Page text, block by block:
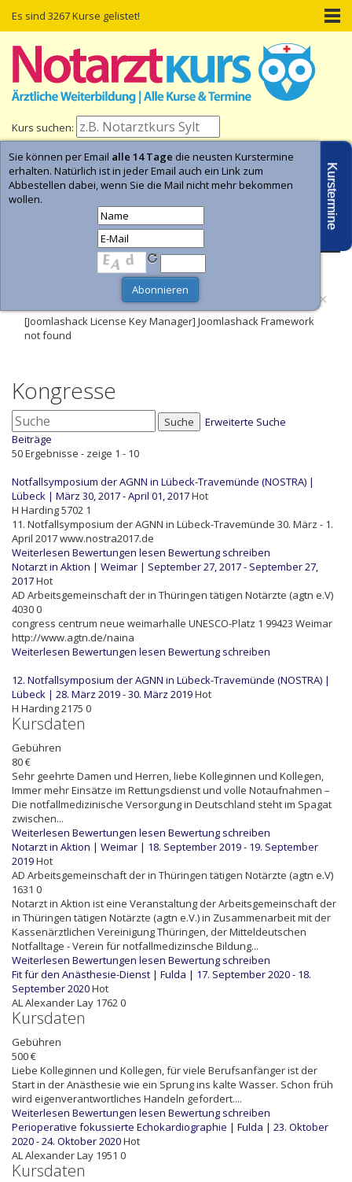
Es sind 3267 Kurse gelistet!
Kurs suchen:
Home Kurs-Termine Kurs-Suche
×
[Joomlashack License Key Manager] Joomlashack Framework
not found
Kongresse
Suche
Erweiterte Suche
Beiträge
50 Ergebnisse - zeige 1 - 10
Notfallsymposium der AGNN in Lübeck-Travemünde (NOSTRA) |
Lübeck | März 30, 2017 - April 01, 2017Hot
H Harding5702 1
11. Notfallsymposium der AGNN in Lübeck-Travemünde 30. März - 1.
April 2017 www.nostra2017.de
Weiterlesen Bewertungen lesen Bewertung schreiben
Notarzt in Aktion | Weimar | September 27, 2017 - September 27,
2017Hot
AD Arbeitsgemeinschaft der in Thüringen tätigen Notärzte (agtn e.V)
40300
congress centrum neue weimarhalle UNESCO-Platz 1 99423 Weimar
http://www.agtn.de/naina
Weiterlesen Bewertungen lesen Bewertung schreiben
12. Notfallsymposium der AGNN in Lübeck-Travemünde (NOSTRA) |
Lübeck | 28. März 2019 - 30. März 2019Hot
H Harding2175 0
Kursdaten
Gebühren
80 €
Sehr geehrte Damen und Herren, liebe Kolleginnen und Kollegen,
Immer mehr Einsätze im Rettungsdienst und volle Notaufnahmen –
Die notfallmedizinische Versorgung in Deutschland steht im Spagat
zwischen...
Weiterlesen Bewertungen lesen Bewertung schreiben
Notarzt in Aktion | Weimar | 18. September 2019 - 19. September
2019Hot
AD Arbeitsgemeinschaft der in Thüringen tätigen Notärzte (agtn e.V)
1631 0
Notarzt in Aktion ist eine Veranstaltung der Arbeitsgemeinschaft der
in Thüringen tätigen Notärzte (agtn e.V.) in Zusammenarbeit mit der
Kassenärztlichen Vereinigung Thüringen, der Mitteldeutschen
Notfalltage - Verein für notfallmedizinsche Bildung...
Weiterlesen Bewertungen lesen Bewertung schreiben
Fit für den Anästhesie-Dienst | Fulda | 17. September 2020 - 18.
September 2020Hot
ALAlexander Lay 17620
Kursdaten
Gebühren
500 €
Liebe Kolleginnen und Kollegen, für viele Berufsanfänger ist der
Start in der Anästhesie wie ein Sprung ins kalte Wasser. Schon früh
wird eigenverantwortliches Handeln gefordert....
Weiterlesen Bewertungen lesen Bewertung schreiben
Perioperative fokussierte Echokardiographie | Fulda | 23. Oktober
2020 - 24. Oktober 2020Hot
ALAlexander Lay 1951 0
Kursdaten
Kurstermine
Sie können per Email alle 14 Tage die neusten Kurstermine
erhalten. Natürlich ist in jeder Email auch ein Link zum
Abbestellen dabei, wenn Sie die Mail nicht mehr bekommen
wollen.